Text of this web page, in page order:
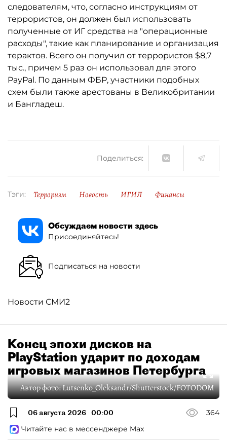
следователям, что, согласно инструкциям от
террористов, он должен был использовать
полученные от ИГ средства на "операционные
расходы", такие как планирование и организация
терактов. Всего он получил от террористов $8,7
тыс., причем 5 раз он использовал для этого
PayPal. По данным ФБР, участники подобных
схем были также арестованы в Великобритании
и Бангладеш.
Поделиться:
Тэги: Терроризм Новость ИГИЛ Финансы
Обсуждаем новости здесь
Присоединяйтесь!
Подписаться на новости
Новости СМИ2
Конец эпохи дисков на
PlayStation ударит по доходам
игровых магазинов Петербурга
Автор фото:Lutsenko_Oleksandr/Shutterstock/FOTODOM
06 августа 2026 00:00
364
Читайте нас в мессенджере Max